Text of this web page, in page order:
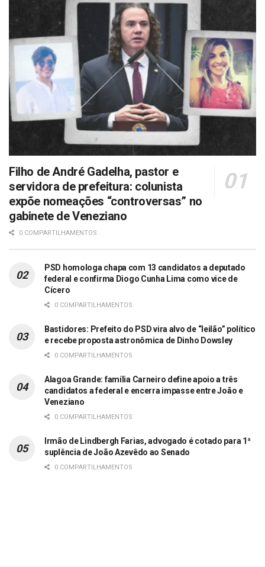
Filho de André Gadelha, pastor e
servidora de prefeitura: colunista
expõe nomeações “controversas” no
gabinete de Veneziano
0 COMPARTILHAMENTOS
PSD homologa chapa com 13 candidatos a deputado
federal e confirma Diogo Cunha Lima como vice de
Cícero
0 COMPARTILHAMENTOS
Bastidores: Prefeito do PSD vira alvo de “leilão” político
e recebe proposta astronômica de Dinho Dowsley
0 COMPARTILHAMENTOS
Alagoa Grande: família Carneiro define apoio a três
candidatos a federal e encerra impasse entre João e
Veneziano
0 COMPARTILHAMENTOS
Irmão de Lindbergh Farias, advogado é cotado para 1ª
suplência de João Azevêdo ao Senado
0 COMPARTILHAMENTOS